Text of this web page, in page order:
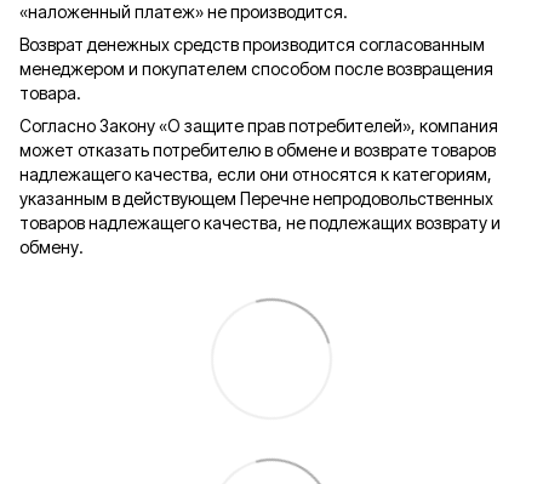
«наложенный платеж» не производится.
Возврат денежных средств производится согласованным
менеджером и покупателем способом после возвращения
товара.
Согласно Закону «О защите прав потребителей», компания
может отказать потребителю в обмене и возврате товаров
надлежащего качества, если они относятся к категориям,
указанным в действующем Перечне непродовольственных
товаров надлежащего качества, не подлежащих возврату и
обмену.